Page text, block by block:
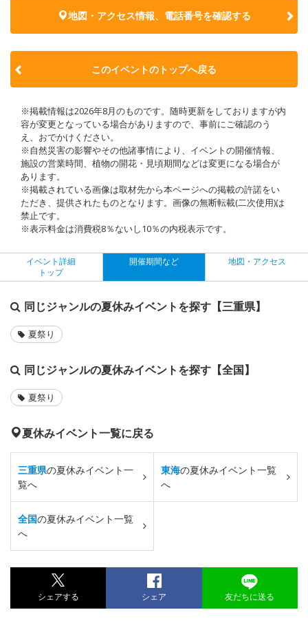
地図・アクセス情報、電話番号を確認する
このイベントのトップへ戻る
※掲載情報は2026年8月のものです。随時更新をしておりますが内
容が変更となっている場合がありますので、事前にご確認のう
え、おでかけください。
※自然災害の影響やその他諸事情により、イベントの開催情報、
施設の営業時間、植物の開花・見頃期間などは変更になる場合が
あります。
※掲載されている画像は取材先から本ページへの掲載の許諾をい
ただき、提供されたものとなります。画像の無断転載(二次使用)は
禁止です。
※表示料金は消費税8％ないし10％の内税表示です。
イベント詳細
トップ
開催期間など 地図・アクセス
同じジャンルの夏休みイベントを探す【三重県】
夏祭り
同じジャンルの夏休みイベントを探す【全国】
夏祭り
夏休みイベント一覧に戻る
三重県の夏休みイベント一
覧へ
東海の夏休みイベント一覧
へ
全国の夏休みイベント一覧
へ
シェアする シェア 友だちに送る